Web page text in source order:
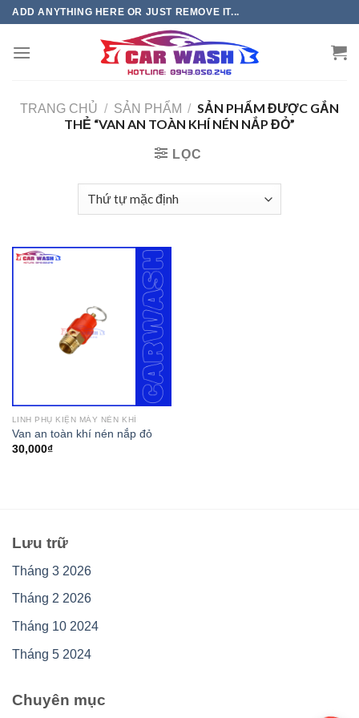
Chuyển
phần
ADD ANYTHING HERE OR JUST REMOVE IT...
TRANG CHỦ / SẢN PHẨM / SẢN PHẨM ĐƯỢC GẮN
THẺ “VAN AN TOÀN KHÍ NÉN NẮP ĐỎ”
LỌC
LINH PHỤ KIỆN MÁY NÉN KHÍ
Van an toàn khí nén nắp đỏ
30,000₫
Lưu trữ
Tháng 3 2026
Tháng 2 2026
Tháng 10 2024
Tháng 5 2024
Chuyên mục